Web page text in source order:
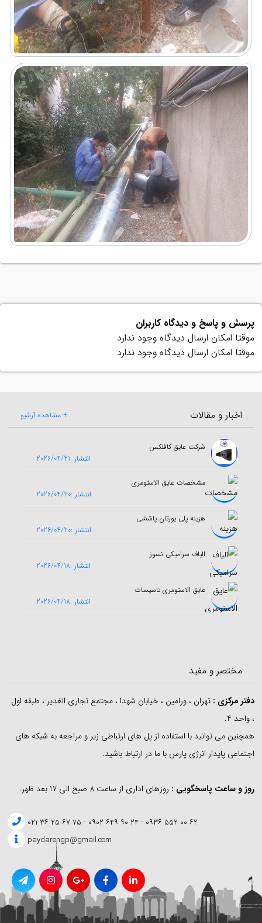
پرسش و پاسخ و دیدگاه کاربران
موقتا امکان ارسال دیدگاه وجود ندارد
موقتا امکان ارسال دیدگاه وجود ندارد
اخبار و مقالات + مشاهده آرشیو
شرکت عایق کافلکس
انتشار :2026/04/21
مشخصات عایق الاستومری
انتشار :2026/04/20
هزینه پلی یورتان پاششی
انتشار :2026/04/20
الیاف سرامیکی نسوز
انتشار :2026/04/18
عایق الاستومری تاسیسات
انتشار :2026/04/18
مختصر و مفید
دفتر مرکزی : تهران ، ورامین ، خیابان شهدا ، مجتمع تجاری الغدیر ، طبقه اول
، واحد 4.
همچنین می توانید با استفاده از پل های ارتباطی زیر و مراجعه به شبکه های
اجتماعی پایدار انرژی پارس با ما در ارتباط باشید.
روز و ساعت پاسخگویی : روزهای اداری از ساعت 8 صبح الی 17 بعد ظهر.
۶۲ ۰۰ ۵۵۲ ۰۹۳۶ - ۲۴ ۹۰ ۶۴۹ ۰۹۰۲ - ۷۵ ۶۷ ۲۵ ۳۶ ۰۲۱
paydarengp@gmail.com